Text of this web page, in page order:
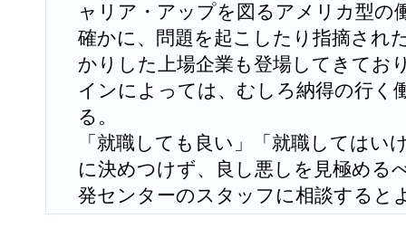
ャリア・アップを図るアメリカ型の
確かに、問題を起こしたり指摘され
かりした上場企業も登場してきてお
インによっては、むしろ納得の行く
る。
「就職しても良い」「就職してはい
に決めつけず、良し悪しを見極める
発センターのスタッフに相談すると